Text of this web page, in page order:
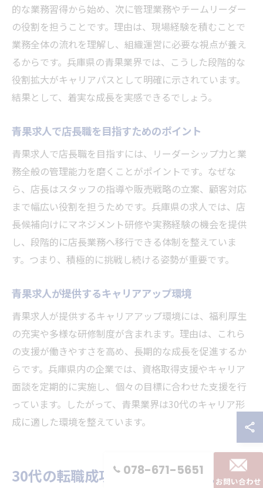
的な業務習得から始め、次に管理業務やチームリーダー
の役割を担うことです。理由は、現場経験を積むことで
業務全体の流れを理解し、組織運営に必要な視点が養え
るからです。兵庫県の青果業界では、こうした段階的な
役割拡大がキャリアパスとして明確に示されています。
結果として、着実な成長を実感できるでしょう。
青果求人で店長職を目指すためのポイント
青果求人で店長職を目指すには、リーダーシップ力と業
務全般の管理能力を磨くことがポイントです。なぜな
ら、店長はスタッフの指導や販売戦略の立案、顧客対応
まで幅広い役割を担うためです。兵庫県の求人では、店
長候補向けにマネジメント研修や実務経験の機会を提供
し、段階的に店長業務へ移行できる体制を整えていま
す。つまり、積極的に挑戦し続ける姿勢が重要です。
青果求人が提供するキャリアアップ環境
青果求人が提供するキャリアアップ環境には、福利厚生
の充実や多様な研修制度が含まれます。理由は、これら
の支援が働きやすさを高め、長期的な成長を促進するか
らです。兵庫県内の企業では、資格取得支援やキャリア
面談を定期的に実施し、個々の目標に合わせた支援を行
っています。したがって、青果業界は30代のキャリア形
成に適した環境を整えています。
30代の転職成功例に学ぶ青果求人の
078-671-5651
お問い合わせ